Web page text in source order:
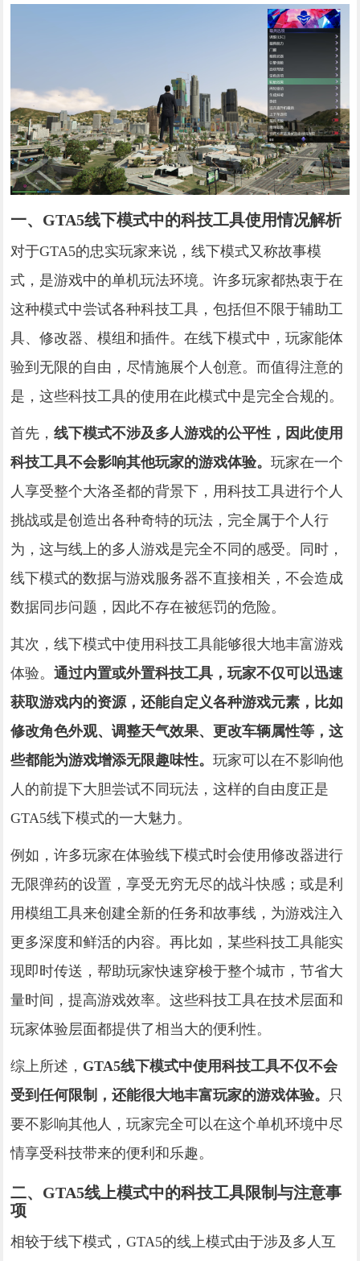
一、GTA5线下模式中的科技工具使用情况解析
对于GTA5的忠实玩家来说，线下模式又称故事模
式，是游戏中的单机玩法环境。许多玩家都热衷于在
这种模式中尝试各种科技工具，包括但不限于辅助工
具、修改器、模组和插件。在线下模式中，玩家能体
验到无限的自由，尽情施展个人创意。而值得注意的
是，这些科技工具的使用在此模式中是完全合规的。
首先，线下模式不涉及多人游戏的公平性，因此使用
科技工具不会影响其他玩家的游戏体验。玩家在一个
人享受整个大洛圣都的背景下，用科技工具进行个人
挑战或是创造出各种奇特的玩法，完全属于个人行
为，这与线上的多人游戏是完全不同的感受。同时，
线下模式的数据与游戏服务器不直接相关，不会造成
数据同步问题，因此不存在被惩罚的危险。
其次，线下模式中使用科技工具能够很大地丰富游戏
体验。通过内置或外置科技工具，玩家不仅可以迅速
获取游戏内的资源，还能自定义各种游戏元素，比如
修改角色外观、调整天气效果、更改车辆属性等，这
些都能为游戏增添无限趣味性。玩家可以在不影响他
人的前提下大胆尝试不同玩法，这样的自由度正是
GTA5线下模式的一大魅力。
例如，许多玩家在体验线下模式时会使用修改器进行
无限弹药的设置，享受无穷无尽的战斗快感；或是利
用模组工具来创建全新的任务和故事线，为游戏注入
更多深度和鲜活的内容。再比如，某些科技工具能实
现即时传送，帮助玩家快速穿梭于整个城市，节省大
量时间，提高游戏效率。这些科技工具在技术层面和
玩家体验层面都提供了相当大的便利性。
综上所述， GTA5线下模式中使用科技工具不仅不会
受到任何限制，还能很大地丰富玩家的游戏体验。
只
要不影响其他人，玩家完全可以在这个单机环境中尽
情享受科技带来的便利和乐趣。
二、GTA5线上模式中的科技工具限制与注意事
项
相较于线下模式，GTA5的线上模式由于涉及多人互